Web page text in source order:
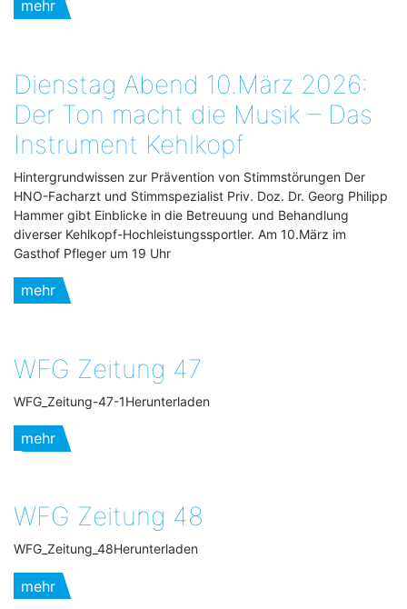
mehr
Dienstag Abend 10.März 2026:
Der Ton macht die Musik – Das
Instrument Kehlkopf
Hintergrundwissen zur Prävention von Stimmstörungen Der
HNO-Facharzt und Stimmspezialist Priv. Doz. Dr. Georg Philipp
Hammer gibt Einblicke in die Betreuung und Behandlung
diverser Kehlkopf-Hochleistungssportler. Am 10.März im
Gasthof Pfleger um 19 Uhr
mehr
WFG Zeitung 47
WFG_Zeitung-47-1Herunterladen
mehr
WFG Zeitung 48
WFG_Zeitung_48Herunterladen
mehr